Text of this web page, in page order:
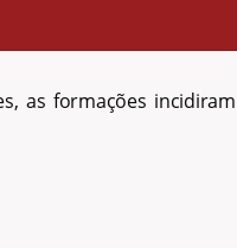
as formações